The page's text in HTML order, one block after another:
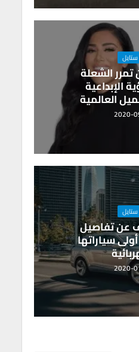
الشعلة
الإبداعية
العالمية
2020-
عن تفاصيل
سياراتها
2020-